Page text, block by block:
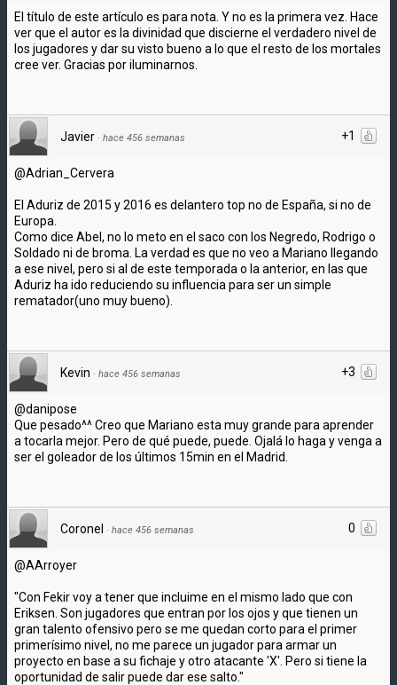
El título de este artículo es para nota. Y no es la primera vez. Hace
ver que el autor es la divinidad que discierne el verdadero nivel de
los jugadores y dar su visto bueno a lo que el resto de los mortales
cree ver. Gracias por iluminarnos.
+1
Javier · hace 456 semanas
@Adrian_Cervera
El Aduriz de 2015 y 2016 es delantero top no de España, si no de
Europa.
Como dice Abel, no lo meto en el saco con los Negredo, Rodrigo o
Soldado ni de broma. La verdad es que no veo a Mariano llegando
a ese nivel, pero si al de este temporada o la anterior, en las que
Aduriz ha ido reduciendo su influencia para ser un simple
rematador(uno muy bueno).
+3
Kevin · hace 456 semanas
@danipose
Que pesado^^ Creo que Mariano esta muy grande para aprender
a tocarla mejor. Pero de qué puede, puede. Ojalá lo haga y venga a
ser el goleador de los últimos 15min en el Madrid.
0
Coronel · hace 456 semanas
@AArroyer
"Con Fekir voy a tener que incluime en el mismo lado que con
Eriksen. Son jugadores que entran por los ojos y que tienen un
gran talento ofensivo pero se me quedan corto para el primer
primerísimo nivel, no me parece un jugador para armar un
proyecto en base a su fichaje y otro atacante 'X'. Pero si tiene la
oportunidad de salir puede dar ese salto."